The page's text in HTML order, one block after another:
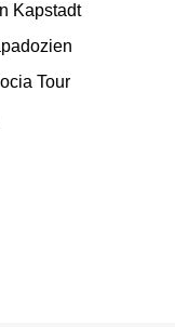
Kapstadt
Tour